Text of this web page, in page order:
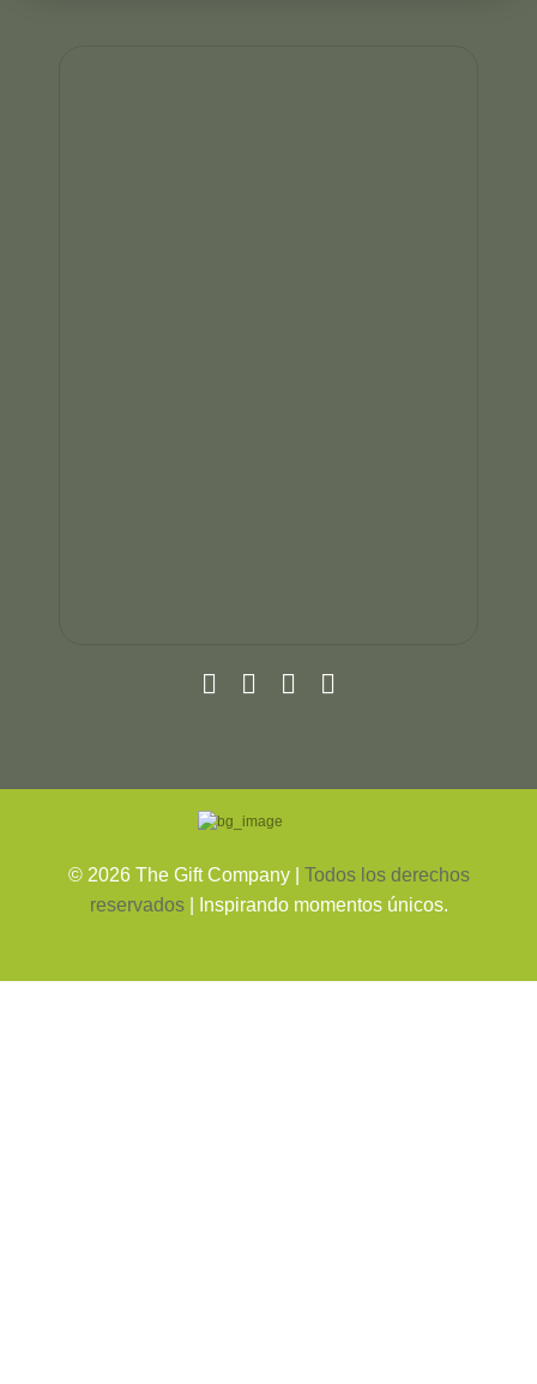
© 2026The Gift Company | Todos los derechos
reservados
| Inspirando momentos únicos.